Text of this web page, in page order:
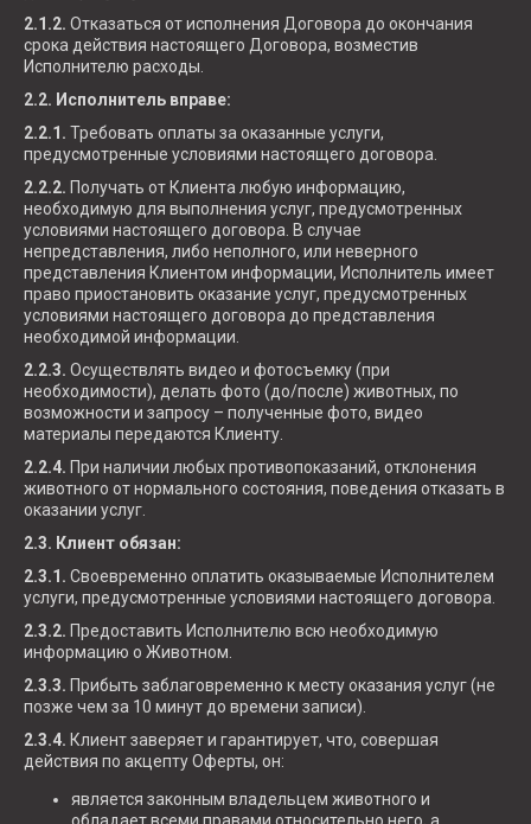
2.1.2. Отказаться от исполнения Договора до окончания
срока действия настоящего Договора, возместив
Исполнителю расходы.
2.2. Исполнитель вправе:
2.2.1. Требовать оплаты за оказанные услуги,
предусмотренные условиями настоящего договора.
2.2.2. Получать от Клиента любую информацию,
необходимую для выполнения услуг, предусмотренных
условиями настоящего договора. В случае
непредставления, либо неполного, или неверного
представления Клиентом информации, Исполнитель имеет
право приостановить оказание услуг, предусмотренных
условиями настоящего договора до представления
необходимой информации.
2.2.3. Осуществлять видео и фотосъемку (при
необходимости), делать фото (до/после) животных, по
возможности и запросу – полученные фото, видео
материалы передаются Клиенту.
2.2.4. При наличии любых противопоказаний, отклонения
животного от нормального состояния, поведения отказать в
оказании услуг.
2.3. Клиент обязан:
2.3.1. Своевременно оплатить оказываемые Исполнителем
услуги, предусмотренные условиями настоящего договора.
2.3.2. Предоставить Исполнителю всю необходимую
информацию о Животном.
2.3.3. Прибыть заблаговременно к месту оказания услуг (не
позже чем за 10 минут до времени записи).
2.3.4. Клиент заверяет и гарантирует, что, совершая
действия по акцепту Оферты, он:
является законным владельцем животного и